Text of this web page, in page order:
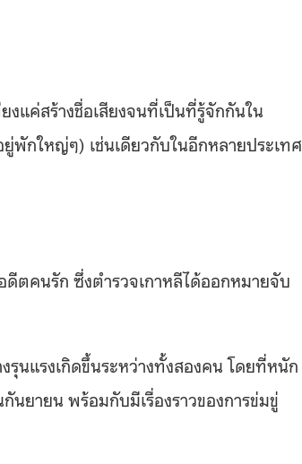
งแค่สร้างชื่อเสียงจนที่เป็นที่รู้จักกันใน
พักใหญ่ๆ) เช่นเดียวกับในอีกหลายประเทศ
ตคนรัก ซึ่งตำรวจเกาหลีได้ออกหมายจับ
รุนแรงเกิดขึ้นระหว่างทั้งสองคน โดยที่หนัก
นยายน พร้อมกับมีเรื่องราวของการข่มขู่